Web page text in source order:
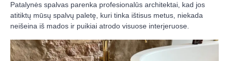
Patalynės spalvas parenka profesionalūs architektai, kad jos
atitiktų mūsų spalvų paletę, kuri tinka ištisus metus, niekada
neišeina iš mados ir puikiai atrodo visuose interjeruose.